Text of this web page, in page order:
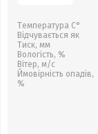
Температура С°
Відчувається як
Тиск, мм
Вологість, %
Вітер, м/с
Ймовірність опадів,
%